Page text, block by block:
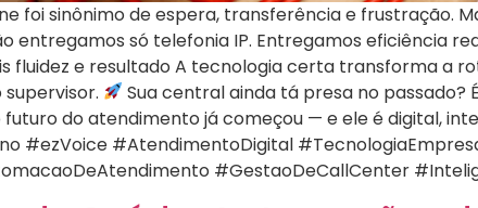
foi sinônimo de espera, transferência e frustração.
entregamos só telefonia IP. Entregamos eficiência
fluidez e resultado A tecnologia certa transforma a
Sua central ainda tá presa no passado?
do atendimento já começou — e ele é digital,
#ezVoice #AtendimentoDigital
#GestaoDeCallCenter